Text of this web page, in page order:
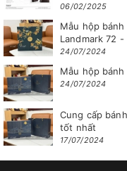
06/02/2025
Mẫu hộp
Landmark 72 -
24/07/2024
Mẫu hộp
24/07/2024
Cung cấp
tốt nhất
17/07/2024